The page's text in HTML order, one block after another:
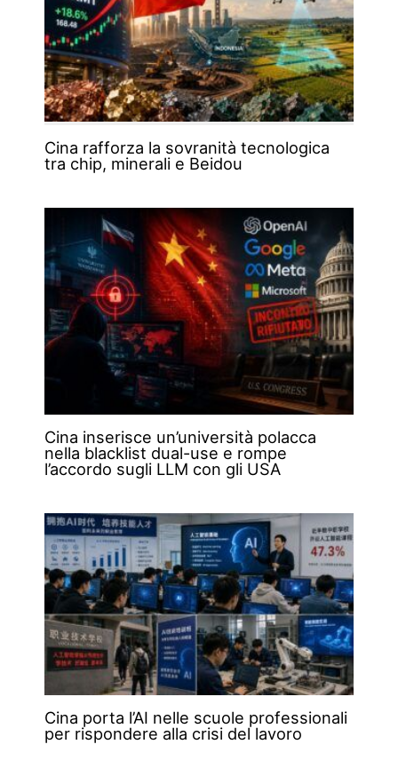
Cina rafforza la sovranità tecnologica
tra chip, minerali e Beidou
Cina inserisce un’università polacca
nella blacklist dual-use e rompe
l’accordo sugli LLM con gli USA
Cina porta l’AI nelle scuole professionali
per rispondere alla crisi del lavoro